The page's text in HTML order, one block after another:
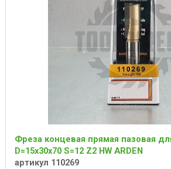
Фреза концевая прямая пазовая
D=15x30x70 S=12 Z2 HW ARDEN
артикул 110269